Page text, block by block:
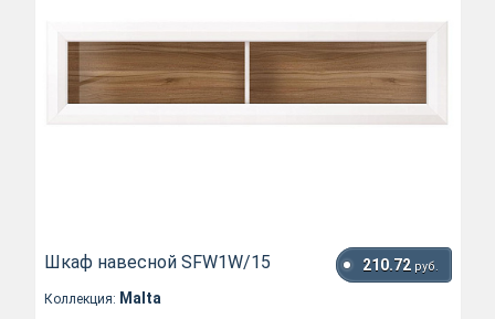
Шкаф навесной SFW1W/15 210.72 руб.
Коллекция: Malta